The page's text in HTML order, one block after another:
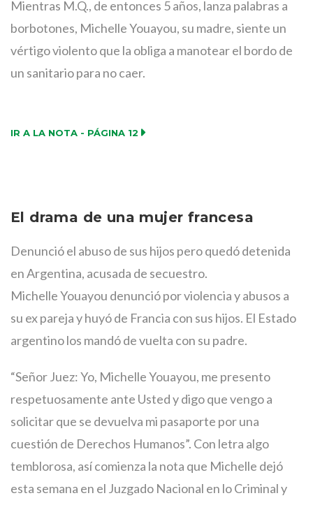
Mientras M.Q., de entonces 5 años, lanza palabras a
borbotones, Michelle Youayou, su madre, siente un
vértigo violento que la obliga a manotear el bordo de
un sanitario para no caer.
IR A LA NOTA - PÁGINA 12
El drama de una mujer francesa
Denunció el abuso de sus hijos pero quedó detenida
en Argentina, acusada de secuestro.
Michelle Youayou denunció por violencia y abusos a
su ex pareja y huyó de Francia con sus hijos. El Estado
argentino los mandó de vuelta con su padre.
“Señor Juez: Yo, Michelle Youayou, me presento
respetuosamente ante Usted y digo que vengo a
solicitar que se devuelva mi pasaporte por una
cuestión de Derechos Humanos”. Con letra algo
temblorosa, así comienza la nota que Michelle dejó
esta semana en el Juzgado Nacional en lo Criminal y